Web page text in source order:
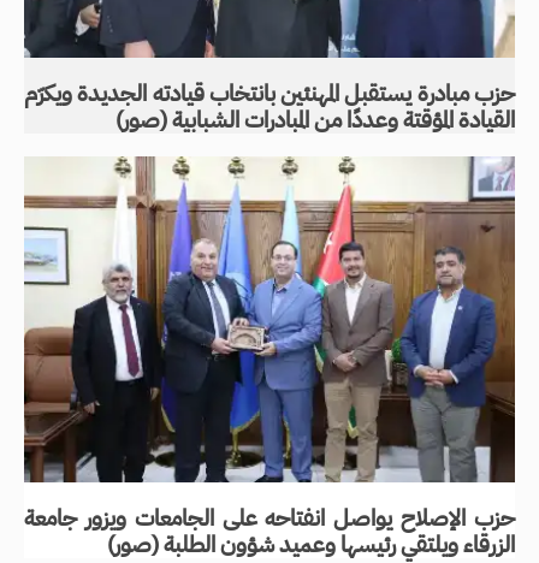
حزب مبادرة يستقبل المهنئين بانتخاب قيادته الجديدة ويكرّم
القيادة المؤقتة وعددًا من المبادرات الشبابية (صور)
حزب الإصلاح يواصل انفتاحه على الجامعات ويزور جامعة
الزرقاء ويلتقي رئيسها وعميد شؤون الطلبة (صور)